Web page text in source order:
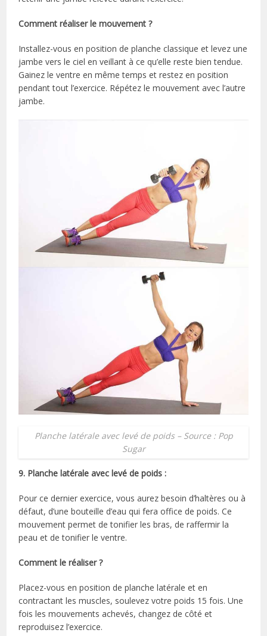
Comment réaliser le mouvement ?
Installez-vous en position de planche classique et levez une
jambe vers le ciel en veillant à ce qu’elle reste bien tendue.
Gainez le ventre en même temps et restez en position
pendant tout l’exercice. Répétez le mouvement avec l’autre
jambe.
Planche latérale avec levé de poids – Source : Pop
Sugar
9. Planche latérale avec levé de poids :
Pour ce dernier exercice, vous aurez besoin d’haltères ou à
défaut, d’une bouteille d’eau qui fera office de poids. Ce
mouvement permet de tonifier les bras, de raffermir la
peau et de tonifier le ventre.
Comment le réaliser ?
Placez-vous en position de planche latérale et en
contractant les muscles, soulevez votre poids 15 fois. Une
fois les mouvements achevés, changez de côté et
reproduisez l’exercice.